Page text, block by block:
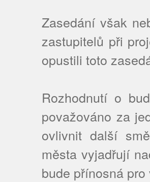
Zasedání však
zastupitelů při
opustili toto
Rozhodnutí o
považováno za
ovlivnit další
města vyjadřují
bude přínosná